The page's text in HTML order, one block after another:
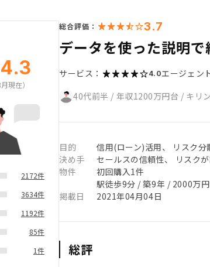
4.3
現在）
2172件
3634件
1192件
85件
1件
総合評価： 3.7
データを使った説明で
サービス： 4.0エージェン
40代前半 / 年収1200万円台 / キリ
目的
信用(ローン)活用、 リスク分
決め手
セールスの信頼性、 リスク
物件
初回購入1件
駅徒歩9分 / 築9年 / 2000万
掲載日
2021年04月04日
総評